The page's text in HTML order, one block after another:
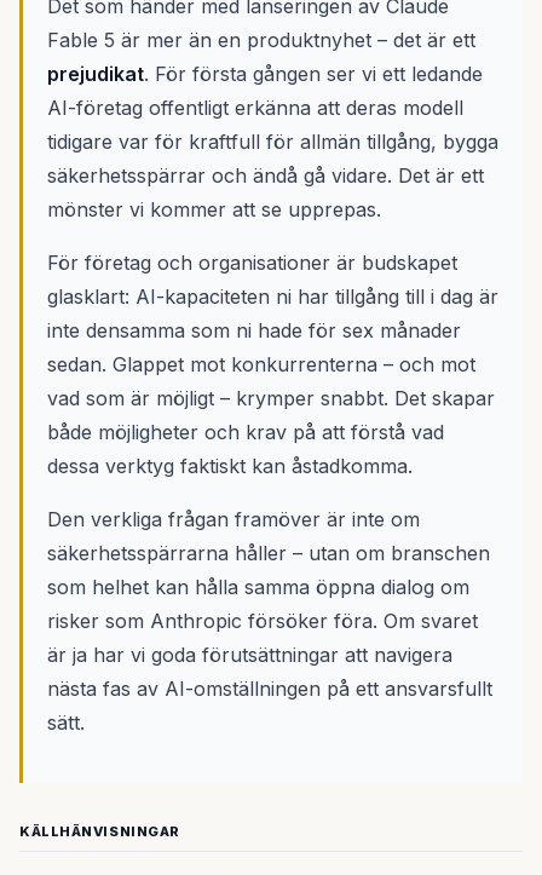
Det som händer med lanseringen av Claude
Fable 5 är mer än en produktnyhet – det är ett
prejudikat. För första gången ser vi ett ledande
AI-företag offentligt erkänna att deras modell
tidigare var för kraftfull för allmän tillgång, bygga
säkerhetsspärrar och ändå gå vidare. Det är ett
mönster vi kommer att se upprepas.
För företag och organisationer är budskapet
glasklart: AI-kapaciteten ni har tillgång till i dag är
inte densamma som ni hade för sex månader
sedan. Glappet mot konkurrenterna – och mot
vad som är möjligt – krymper snabbt. Det skapar
både möjligheter och krav på att förstå vad
dessa verktyg faktiskt kan åstadkomma.
Den verkliga frågan framöver är inte om
säkerhetsspärrarna håller – utan om branschen
som helhet kan hålla samma öppna dialog om
risker som Anthropic försöker föra. Om svaret
är ja har vi goda förutsättningar att navigera
nästa fas av AI-omställningen på ett ansvarsfullt
sätt.
KÄLLHÄNVISNINGAR